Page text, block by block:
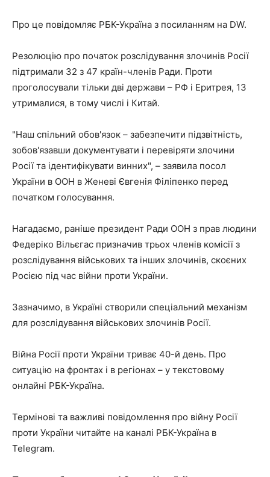
Про це повідомляє РБК-Україна з посиланням на DW.
Резолюцію про початок розслідування злочинів Росії
підтримали 32 з 47 країн-членів Ради. Проти
проголосували тільки дві держави – РФ і Еритрея, 13
утрималися, в тому числі і Китай.
"Наш спільний обов'язок – забезпечити підзвітність,
зобов'язавши документувати і перевіряти злочини
Росії та ідентифікувати винних", – заявила посол
України в ООН в Женеві Євгенія Філіпенко перед
початком голосування.
Нагадаємо, раніше президент Ради ООН з прав людини
Федеріко Вільєгас призначив трьох членів комісії з
розслідування військових та інших злочинів, скоєних
Росією під час війни проти України.
Зазначимо, в Україні створили спеціальний механізм
для розслідування військових злочинів Росії.
Війна Росії проти України триває 40-й день. Про
ситуацію на фронтах і в регіонах – у текстовому
онлайні РБК-Україна.
Термінові та важливі повідомлення про війну Росії
проти України читайте на каналі РБК-Україна в
Telegram.